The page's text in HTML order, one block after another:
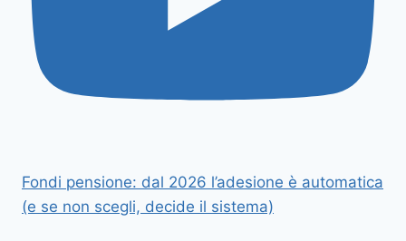
Fondi pensione: dal 2026 l’adesione è automatica
(e se non scegli, decide il sistema)